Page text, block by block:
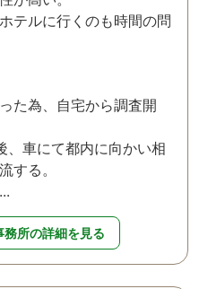
テルに行くのも時間の問
た為、自宅から調査開
、車にて都内に向かい相
する。
務所の詳細を見る